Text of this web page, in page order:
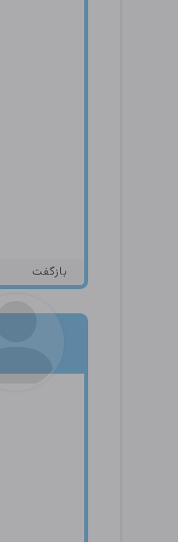
بازگفت